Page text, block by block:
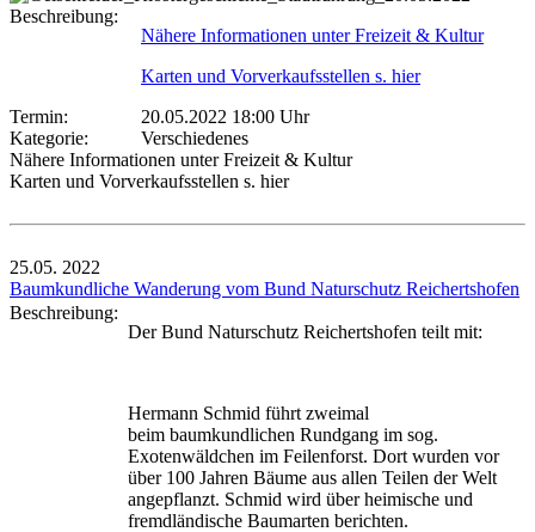
Beschreibung:
Nähere Informationen unter Freizeit & Kultur
Karten und Vorverkaufsstellen s. hier
Termin:
20.05.2022 18:00 Uhr
Kategorie:
Verschiedenes
Nähere Informationen unter Freizeit & Kultur
Karten und Vorverkaufsstellen s. hier
25.05. 2022
Baumkundliche Wanderung vom Bund Naturschutz Reichertshofen
Beschreibung:
Der Bund Naturschutz Reichertshofen teilt mit:
Hermann Schmid führt zweimal
beim baumkundlichen Rundgang im sog.
Exotenwäldchen im Feilenforst. Dort wurden vor
über 100 Jahren Bäume aus allen Teilen der Welt
angepflanzt. Schmid wird über heimische und
fremdländische Baumarten berichten.